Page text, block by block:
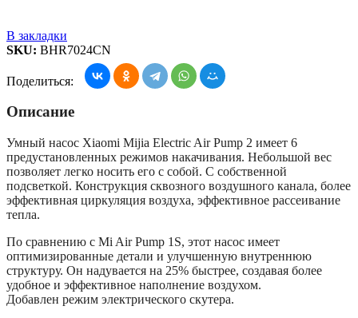
В закладки
SKU: BHR7024CN
Поделиться:
Описание
Умный насос Xiaomi Mijia Electric Air Pump 2 имеет 6
предустановленных режимов накачивания. Небольшой вес
позволяет легко носить его с собой. С собственной
подсветкой. Конструкция сквозного воздушного канала, более
эффективная циркуляция воздуха, эффективное рассеивание
тепла.
По сравнению с Mi Air Pump 1S, этот насос имеет
оптимизированные детали и улучшенную внутреннюю
структуру. Он надувается на 25% быстрее, создавая более
удобное и эффективное наполнение воздухом.
Добавлен режим электрического скутера.